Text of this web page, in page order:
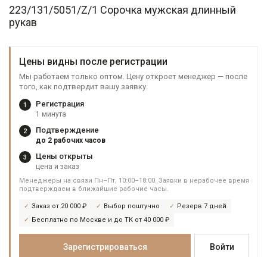
223/131/5051/Z/1 Сорочка мужская длинный
рукав
Цены видны после регистрации
Мы работаем только оптом. Цену откроет менеджер — после
того, как подтвердит вашу заявку.
1 Регистрация
1 минута
2 Подтверждение
до 2 рабочих часов
3 Цены открыты
цена и заказ
Менеджеры на связи Пн–Пт, 10:00–18:00. Заявки в нерабочее время
подтверждаем в ближайшие рабочие часы.
Заказ от 20 000 ₽ Выбор поштучно
Резерв 7 дней
Бесплатно по Москве и до ТК от 40 000 ₽
Зарегистрироваться Войти